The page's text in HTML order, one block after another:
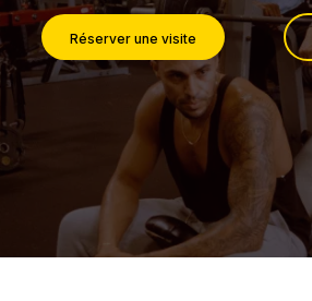
Réserver une visite